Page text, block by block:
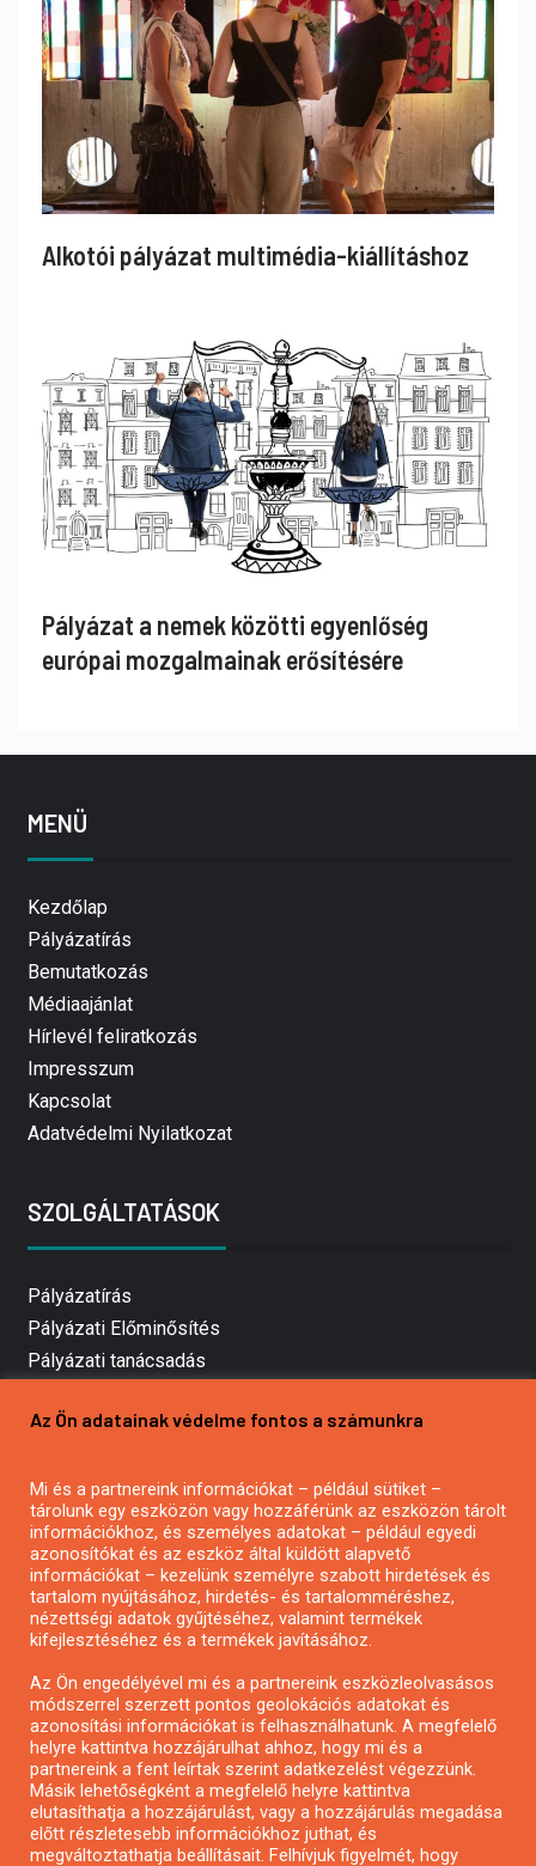
Alkotói pályázat multimédia-kiállításhoz
Pályázat a nemek közötti egyenlőség
európai mozgalmainak erősítésére
MENÜ
Kezdőlap
Pályázatírás
Bemutatkozás
Médiaajánlat
Hírlevél feliratkozás
Impresszum
Kapcsolat
Adatvédelmi Nyilatkozat
SZOLGÁLTATÁSOK
Pályázatírás
Pályázati Előminősítés
Pályázati tanácsadás
Mezőgazdasági pályázatírás
Pályázatírás civil szervezeteknek
Pályázatírás önkormányzatoknak
Pályázatfigyelés
Specifikus pályázatfigyelés vagy hírlevél
Pályázatok magánszemélyeknek
Pályázatok civil szervezeteknek
Pályázatok vállalkozásoknak
Önkormányzati pályázatok
Az Ön adatainak védelme fontos a számunkra
Mi és a partnereink információkat – például sütiket –
tárolunk egy eszközön vagy hozzáférünk az eszközön tárolt
információkhoz, és személyes adatokat – például egyedi
azonosítókat és az eszköz által küldött alapvető
információkat – kezelünk személyre szabott hirdetések és
tartalom nyújtásához, hirdetés- és tartalomméréshez,
nézettségi adatok gyűjtéséhez, valamint termékek
kifejlesztéséhez és a termékek javításához.
Az Ön engedélyével mi és a partnereink eszközleolvasásos
módszerrel szerzett pontos geolokációs adatokat és
azonosítási információkat is felhasználhatunk. A megfelelő
helyre kattintva hozzájárulhat ahhoz, hogy mi és a
partnereink a fent leírtak szerint adatkezelést végezzünk.
Másik lehetőségként a megfelelő helyre kattintva
elutasíthatja a hozzájárulást, vagy a hozzájárulás megadása
előtt részletesebb információkhoz juthat, és
megváltoztathatja beállításait. Felhívjuk figyelmét, hogy